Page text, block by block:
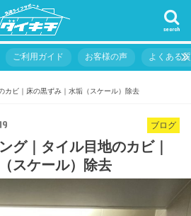
search
ご利用ガイド お客様の声 よくある
カビ｜床の黒ずみ｜水垢（スケール）除去
ブログ
グ｜タイル目地のカビ｜
スケール）除去